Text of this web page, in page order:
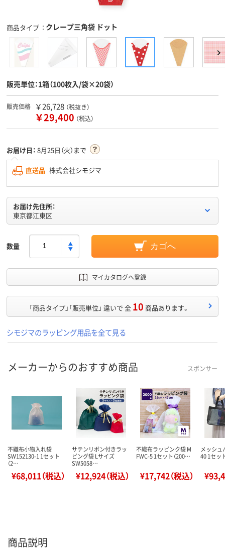
商品タイプ クレープ三角袋 ドット
販売単位：1箱（100枚入/袋×20袋）
販売価格 ￥26,728 （税抜き）
￥29,400 （税込）
お届け日： 8月25日（火）まで
直送品 株式会社シモジマ
お届け先住所：
東京都江東区
数量 カゴへ
マイカタログへ登録
「商品タイプ」「販売単位」 違いで 全 10 商品あります。
シモジマのラッピング用品を全て見る
メーカーからのおすすめ商品 スポンサー
不織布小物入れ袋
SW152130-1 1セット
（2…
¥68,011（税込）
サテンリボン付きラッ
ピング袋 Lサイズ
SW5058…
¥12,924（税込）
不織布ラッピンク袋 M
FWC-5 1セット（200…
¥17,742（税込）
メッシュ
40 1セッ
商品説明